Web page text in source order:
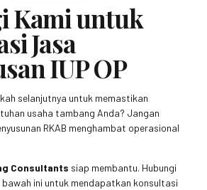
Kami untuk
Jasa
IUP OP
selanjutnya untuk memastikan
usaha tambang Anda? Jangan
RKAB menghambat operasional
Consultants siap membantu. Hubungi
ini untuk mendapatkan konsultasi